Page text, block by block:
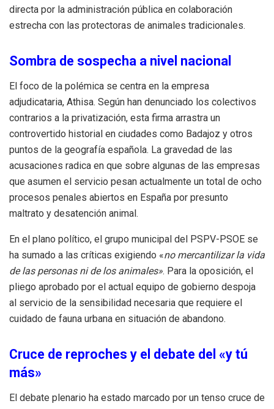
directa por la administración pública en colaboración
estrecha con las protectoras de animales tradicionales.
Sombra de sospecha a nivel nacional
El foco de la polémica se centra en la empresa
adjudicataria, Athisa. Según han denunciado los colectivos
contrarios a la privatización, esta firma arrastra un
controvertido historial en ciudades como Badajoz y otros
puntos de la geografía española. La gravedad de las
acusaciones radica en que sobre algunas de las empresas
que asumen el servicio pesan actualmente un total de ocho
procesos penales abiertos en España por presunto
maltrato y desatención animal.
En el plano político, el grupo municipal del PSPV-PSOE se
ha sumado a las críticas exigiendo «no mercantilizar la vida
de las personas ni de los animales». Para la oposición, el
pliego aprobado por el actual equipo de gobierno despoja
al servicio de la sensibilidad necesaria que requiere el
cuidado de fauna urbana en situación de abandono.
Cruce de reproches y el debate del «y tú
más»
El debate plenario ha estado marcado por un tenso cruce de